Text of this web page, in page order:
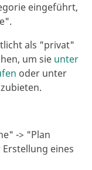
eingeführt,
als "privat"
um sie unter
oder unter
-> "Plan
eines